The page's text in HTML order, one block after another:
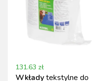
131.63 zł
Wkładytekstylne do